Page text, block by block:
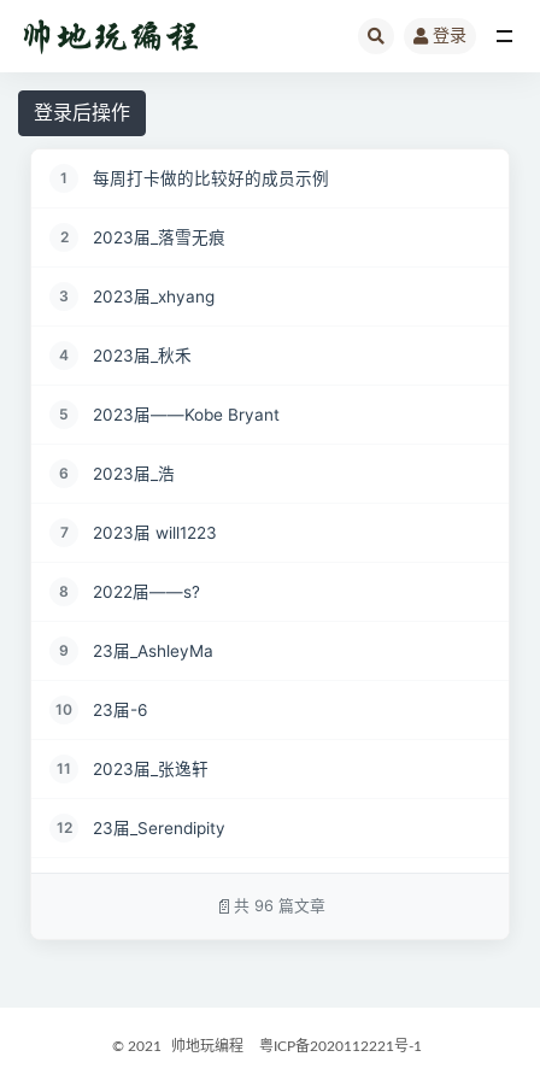
登录
登录后操作
1 每周打卡做的比较好的成员示例
2 2023届_落雪无痕
3 2023届_xhyang
4 2023届_秋禾
5 2023届——Kobe Bryant
6 2023届_浩
7 2023届 will1223
8 2022届——s?
9 23届_AshleyMa
10 23届-6
11 2023届_张逸轩
12 23届_Serendipity
共 96 篇文章
© 2021 帅地玩编程 粤ICP备2020112221号-1